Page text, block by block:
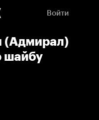
Войти
(Адмирал)
шайбу